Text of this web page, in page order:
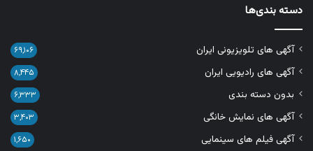
دسته بندی‌ها
آگهی های تلویزیونی ایران ۶۹,۱۰۶
آگهی های رادیویی ایران ۸,۴۴۵
بدون دسته بندی ۶,۳۳۳
آگهی های نمایش خانگی ۳,۴۰۳
آگهی فیلم های سینمایی ۱,۶۵۰